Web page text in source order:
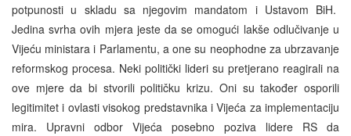
potpunosti u skladu sa njegovim mandatom i Ustavom BiH.
Jedina svrha ovih mjera jeste da se omogući lakše odlučivanje u
Vijeću ministara i Parlamentu, a one su neophodne za ubrzavanje
reformskog procesa. Neki politički lideri su pretjerano reagirali na
ove mjere da bi stvorili političku krizu. Oni su također osporili
legitimitet i ovlasti visokog predstavnika i Vijeća za implementaciju
mira. Upravni odbor Vijeća posebno poziva lidere RS da